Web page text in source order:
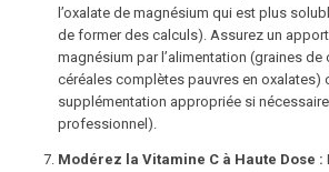
l’oxalate de magnésium qui est plus
de former des calculs). Assurez un
magnésium par l’alimentation (graines de
céréales complètes pauvres en oxalates)
supplémentation appropriée si
professionnel).
Modérez la Vitamine C à Haute Dose :